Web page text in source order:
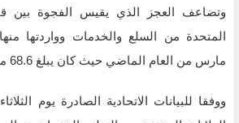
وتضاعف العجز الذي يقيس الفجوة بين
المتحدة من السلع والخدمات وواردتها
مارس من العام الماضي حيث كان يبلغ 68.6 مليار دولار.
ووفقا للبيانات الاتحادية الصادرة يوم